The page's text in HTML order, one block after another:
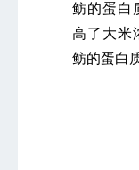
鲂的蛋白
高了大米
鲂的蛋白